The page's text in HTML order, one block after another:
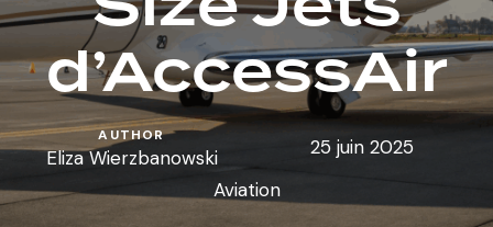
d’AccessAir
AUTHOR
Eliza Wierzbanowski
25 juin 2025
Aviation